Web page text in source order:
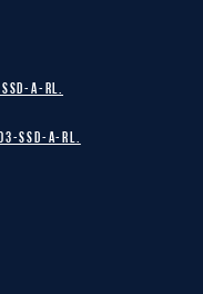
A-RL.
SSD-A-RL.